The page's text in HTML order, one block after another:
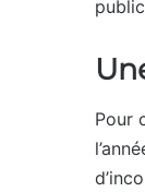
Pour